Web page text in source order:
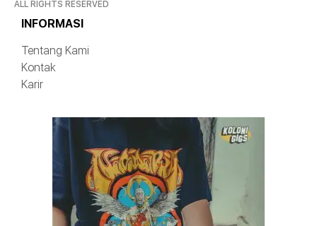
ALL RIGHTS RESERVED
INFORMASI
Tentang Kami
Kontak
Karir